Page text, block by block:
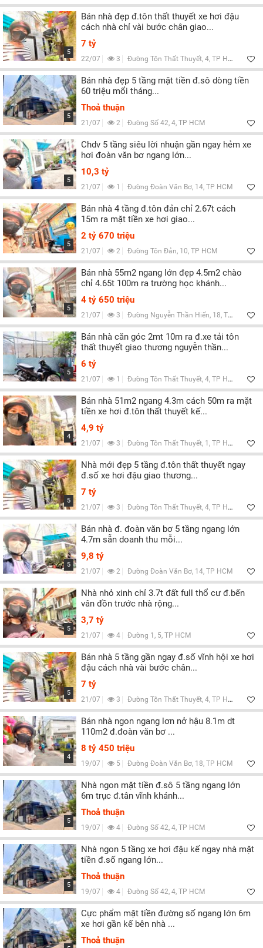
5
Bán nhà đẹp đ.tôn thất thuyết xe hơi đậu
cách nhà chỉ vài bước chân giao...
7 tỷ
22/07 3 Đường Tôn Thất Thuyết, 4, TP HCM
5
Bán nhà đẹp 5 tầng mặt tiền đ.sô dòng tiền
60 triệu mổi tháng...
Thoả thuận
21/07 2 Đường Số 42, 4, TP HCM
5
Chdv 5 tầng siêu lời nhuận gần ngay hẻm xe
hơi đoàn văn bơ ngang lớn...
10,3 tỷ
21/07 1 Đường Đoàn Văn Bơ, 14, TP HCM
5
Bán nhà 4 tầng đ.tôn đản chỉ 2.67t cách
15m ra mặt tiền xe hơi giao...
2 tỷ 670 triệu
21/07 2 Đường Tôn Đản, 10, TP HCM
5
Bán nhà 55m2 ngang lớn đẹp 4.5m2 chào
chỉ 4.65t 100m ra trường học khánh...
4 tỷ 650 triệu
21/07 3 Đường Nguyễn Thần Hiến, 18, TP HCM
5
Bán nhà căn góc 2mt 10m ra đ.xe tải tôn
thất thuyết giao thương nguyễn thần...
6 tỷ
21/07 1 Đường Tôn Thất Thuyết, 4, TP HCM
4
Bán nhà 51m2 ngang 4.3m cách 50m ra mặt
tiền xe hơi đ.tôn thất thuyết kế...
4,9 tỷ
21/07 3 Đường Tôn Thất Thuyết, 1, TP HCM
5
Nhà mới đẹp 5 tầng đ.tôn thất thuyết ngay
đ.số xe hơi đậu giao thương...
7 tỷ
21/07 3 Đường Tôn Thất Thuyết, 4, TP HCM
5
Bán nhà đ. đoàn văn bơ 5 tầng ngang lớn
4.7m sẵn doanh thu mỗi...
9,8 tỷ
21/07 2 Đường Đoàn Văn Bơ, 14, TP HCM
5
Nhà nhỏ xinh chỉ 3.7t đất full thổ cư đ.bến
vân đồn trước nhà rộng...
3,7 tỷ
21/07 4 Đường 1, 5, TP HCM
5
Bán nhà 5 tầng gần ngay đ.số vĩnh hội xe hơi
đậu cách nhà vài bước chân...
7 tỷ
21/07 3 Đường Tôn Thất Thuyết, 4, TP HCM
4
Bán nhà ngon ngang lơn nở hậu 8.1m dt
110m2 đ.đoàn văn bơ ...
8 tỷ 450 triệu
19/07 5 Đường Đoàn Văn Bơ, 18, TP HCM
5
Nhà ngon mặt tiền đ.sô 5 tầng ngang lớn
6m trục đ.tân vĩnh khánh...
Thoả thuận
19/07 4 Đường Số 42, 4, TP HCM
5
Nhà ngon 5 tầng xe hơi đậu kế ngay nhà mặt
tiền đ.số ngang lớn...
Thoả thuận
19/07 4 Đường Số 42, 4, TP HCM
Cực phẩm mặt tiền đường số ngang lớn 6m
xe hơi gần kế bên nhà ...
Thoả thuận